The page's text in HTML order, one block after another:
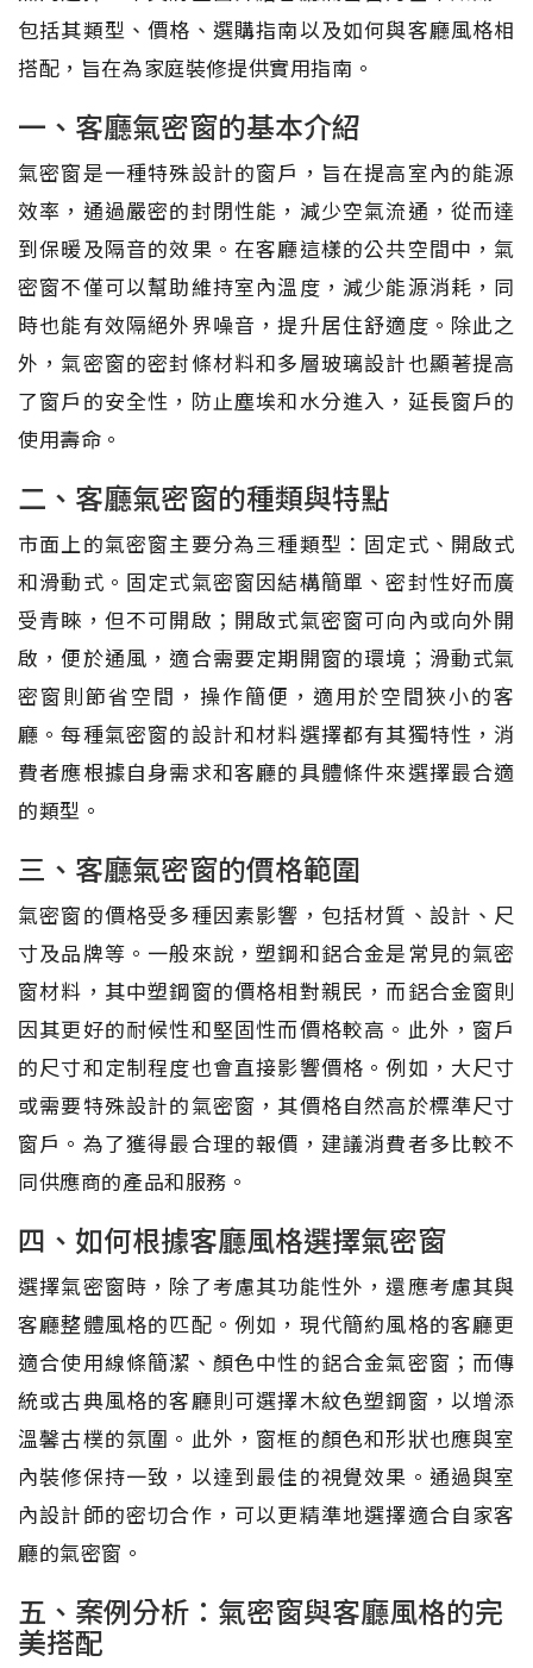
包括其類型、價格、選購指南以及如何與客廳風格相
搭配，旨在為家庭裝修提供實用指南。
一、客廳氣密窗的基本介紹
氣密窗是一種特殊設計的窗戶，旨在提高室內的能源
效率，通過嚴密的封閉性能，減少空氣流通，從而達
到保暖及隔音的效果。在客廳這樣的公共空間中，氣
密窗不僅可以幫助維持室內溫度，減少能源消耗，同
時也能有效隔絕外界噪音，提升居住舒適度。除此之
外，氣密窗的密封條材料和多層玻璃設計也顯著提高
了窗戶的安全性，防止塵埃和水分進入，延長窗戶的
使用壽命。
二、客廳氣密窗的種類與特點
市面上的氣密窗主要分為三種類型：固定式、開啟式
和滑動式。固定式氣密窗因結構簡單、密封性好而廣
受青睞，但不可開啟；開啟式氣密窗可向內或向外開
啟，便於通風，適合需要定期開窗的環境；滑動式氣
密窗則節省空間，操作簡便，適用於空間狹小的客
廳。每種氣密窗的設計和材料選擇都有其獨特性，消
費者應根據自身需求和客廳的具體條件來選擇最合適
的類型。
三、客廳氣密窗的價格範圍
氣密窗的價格受多種因素影響，包括材質、設計、尺
寸及品牌等。一般來說，塑鋼和鋁合金是常見的氣密
窗材料，其中塑鋼窗的價格相對親民，而鋁合金窗則
因其更好的耐候性和堅固性而價格較高。此外，窗戶
的尺寸和定制程度也會直接影響價格。例如，大尺寸
或需要特殊設計的氣密窗，其價格自然高於標準尺寸
窗戶。為了獲得最合理的報價，建議消費者多比較不
同供應商的產品和服務。
四、如何根據客廳風格選擇氣密窗
選擇氣密窗時，除了考慮其功能性外，還應考慮其與
客廳整體風格的匹配。例如，現代簡約風格的客廳更
適合使用線條簡潔、顏色中性的鋁合金氣密窗；而傳
統或古典風格的客廳則可選擇木紋色塑鋼窗，以增添
溫馨古樸的氛圍。此外，窗框的顏色和形狀也應與室
內裝修保持一致，以達到最佳的視覺效果。通過與室
內設計師的密切合作，可以更精準地選擇適合自家客
廳的氣密窗。
五、案例分析：氣密窗與客廳風格的完
美搭配